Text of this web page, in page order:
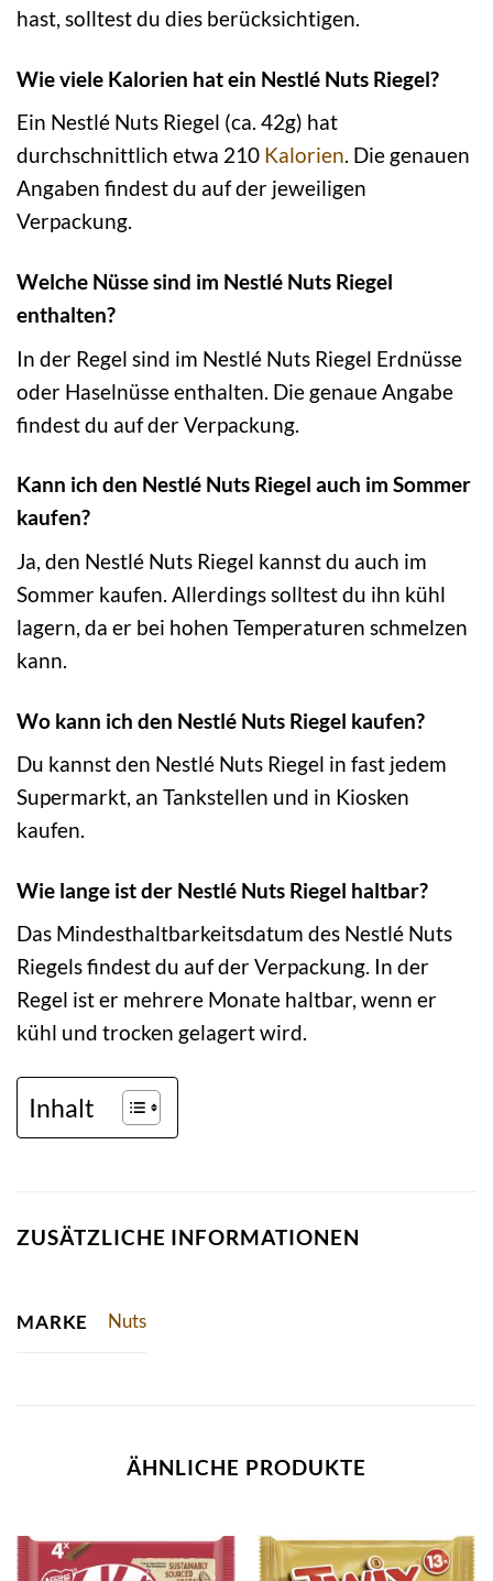
hast, solltest du dies berücksichtigen.
Wie viele Kalorien hat ein Nestlé Nuts Riegel?
Ein Nestlé Nuts Riegel (ca. 42g) hat
durchschnittlich etwa 210 Kalorien. Die genauen
Angaben findest du auf der jeweiligen
Verpackung.
Welche Nüsse sind im Nestlé Nuts Riegel
enthalten?
In der Regel sind im Nestlé Nuts Riegel Erdnüsse
oder Haselnüsse enthalten. Die genaue Angabe
findest du auf der Verpackung.
Kann ich den Nestlé Nuts Riegel auch im Sommer
kaufen?
Ja, den Nestlé Nuts Riegel kannst du auch im
Sommer kaufen. Allerdings solltest du ihn kühl
lagern, da er bei hohen Temperaturen schmelzen
kann.
Wo kann ich den Nestlé Nuts Riegel kaufen?
Du kannst den Nestlé Nuts Riegel in fast jedem
Supermarkt, an Tankstellen und in Kiosken
kaufen.
Wie lange ist der Nestlé Nuts Riegel haltbar?
Das Mindesthaltbarkeitsdatum des Nestlé Nuts
Riegels findest du auf der Verpackung. In der
Regel ist er mehrere Monate haltbar, wenn er
kühl und trocken gelagert wird.
Inhalt
ZUSÄTZLICHE INFORMATIONEN
MARKE Nuts
ÄHNLICHE PRODUKTE